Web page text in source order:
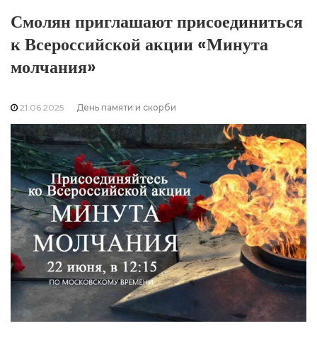
Смолян приглашают присоединиться
к Всероссийской акции «Минута
молчания»
21.06.2025 День памяти и скорби